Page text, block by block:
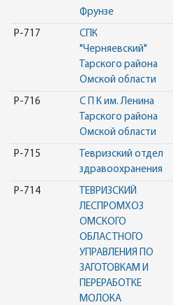
Фрунзе
Р-717
СПК
"Черняевский"
Тарского района
Омской области
Р-716
С П К им. Ленина
Тарского района
Омской области
Р-715
Тевризский отдел
здравоохранения
Р-714
ТЕВРИЗСКИЙ
ЛЕСПРОМХОЗ
ОМСКОГО
ОБЛАСТНОГО
УПРАВЛЕНИЯ ПО
ЗАГОТОВКАМ И
ПЕРЕРАБОТКЕ
МОЛОКА